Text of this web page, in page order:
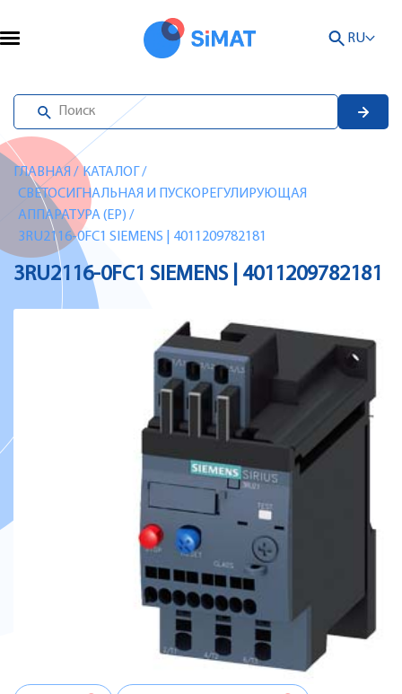
RU
ГЛАВНАЯ / КАТАЛОГ /
СВЕТОСИГНАЛЬНАЯ И ПУСКОРЕГУЛИРУЮЩАЯ
АППАРАТУРА (EP) /
3RU2116-0FC1 SIEMENS | 4011209782181
3RU2116-0FC1 SIEMENS | 4011209782181